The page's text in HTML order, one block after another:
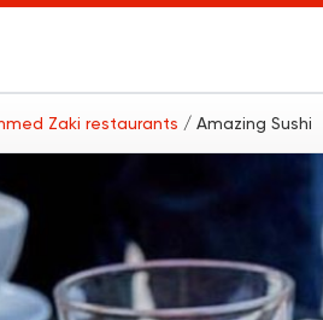
Zaki restaurants / Amazing Sushi